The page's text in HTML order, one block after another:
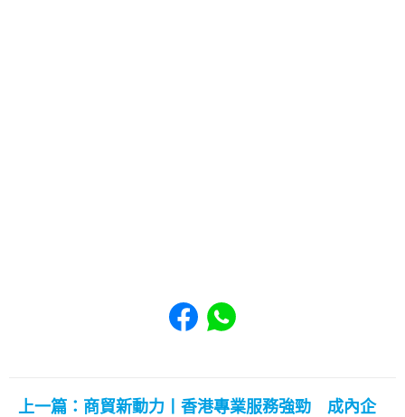
Share to Facebook
Share to WhatsApp
上一篇：商貿新動力丨香港專業服務強勁 成內企